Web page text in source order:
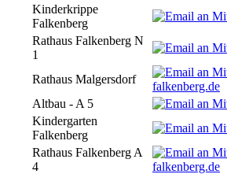
Kinderkrippe
Falkenberg
Rathaus Falkenberg N
1
Rathaus Malgersdorf
falkenberg.de
Altbau - A 5
Kindergarten
Falkenberg
Rathaus Falkenberg A
4
falkenberg.de